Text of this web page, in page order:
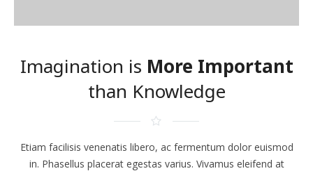
Imagination is More Important
than Knowledge
Etiam facilisis venenatis libero, ac fermentum dolor euismod
in. Phasellus placerat egestas varius. Vivamus eleifend at